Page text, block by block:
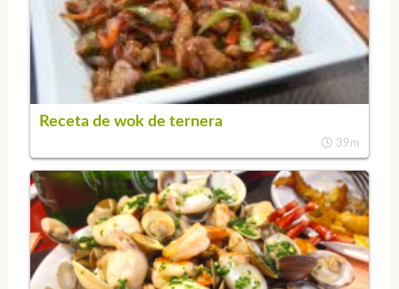
Receta de wok de ternera
39m